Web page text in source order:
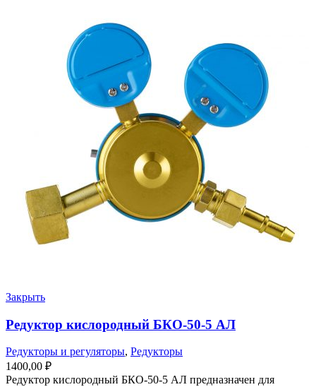
Закрыть
Редуктор кислородный БКО-50-5 АЛ
Редукторы и регуляторы, Редукторы
1400,00 ₽
Редуктор кислородный БКО-50-5 АЛ предназначен для